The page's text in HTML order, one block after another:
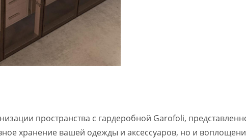
пространства с гардеробной Garofoli,
хранение вашей одежды и аксессуаров, но и